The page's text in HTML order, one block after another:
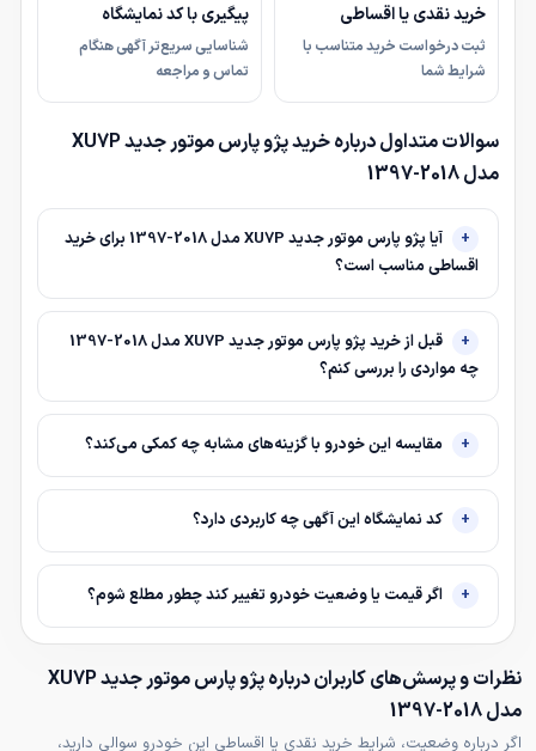
خرید نقدی یا اقساطی
ثبت درخواست خرید متناسب با
شرایط شما
پیگیری با کد نمایشگاه
شناسایی سریع‌تر آگهی هنگام
تماس و مراجعه
سوالات متداول درباره خرید پژو پارس موتور جدید XU7P
مدل 2018-1397
آیا پژو پارس موتور جدید XU7P مدل 2018-1397 برای خرید
اقساطی مناسب است؟
قبل از خرید پژو پارس موتور جدید XU7P مدل 2018-1397
چه مواردی را بررسی کنم؟
مقایسه این خودرو با گزینه‌های مشابه چه کمکی می‌کند؟
کد نمایشگاه این آگهی چه کاربردی دارد؟
اگر قیمت یا وضعیت خودرو تغییر کند چطور مطلع شوم؟
نظرات و پرسش‌های کاربران درباره پژو پارس موتور جدید XU7P
مدل 2018-1397
اگر درباره وضعیت، شرایط خرید نقدی یا اقساطی این خودرو سوالی دارید،